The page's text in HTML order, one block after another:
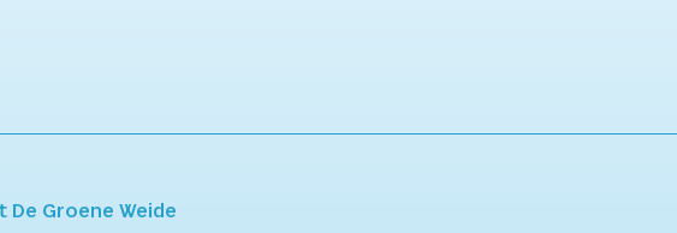
De Groene Weide